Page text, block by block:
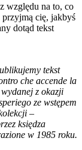
względu na to, co
cię, jakbyś
dotąd tekst
tekst
che accende la
z okazji
ze wstępem
–
księdza
w 1985 roku.